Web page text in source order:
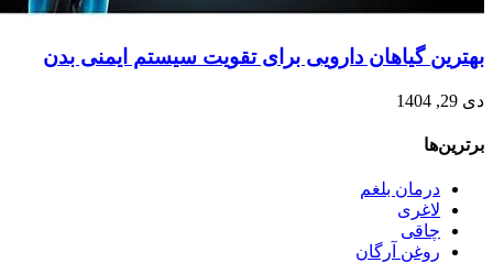
بهترین گیاهان دارویی برای تقویت سیستم ایمنی بدن
دی 29, 1404
برترین‌ها
درمان بلغم
لاغری
چاقی
روغن آرگان